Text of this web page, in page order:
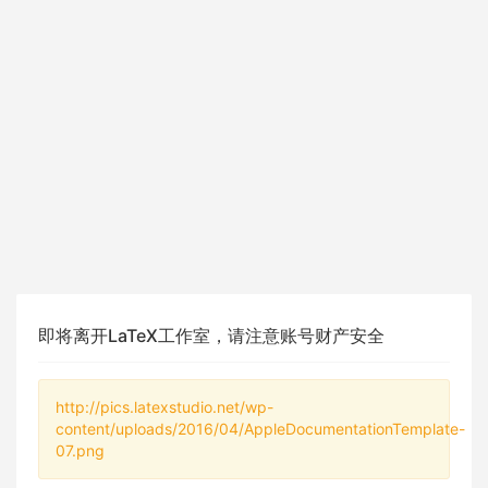
即将离开LaTeX工作室，请注意账号财产安全
http://pics.latexstudio.net/wp-
content/uploads/2016/04/AppleDocumentationTemplate-
07.png